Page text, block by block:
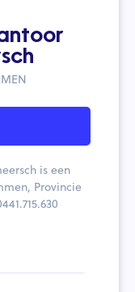
is een
Provincie